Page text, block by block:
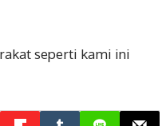
seperti kami ini